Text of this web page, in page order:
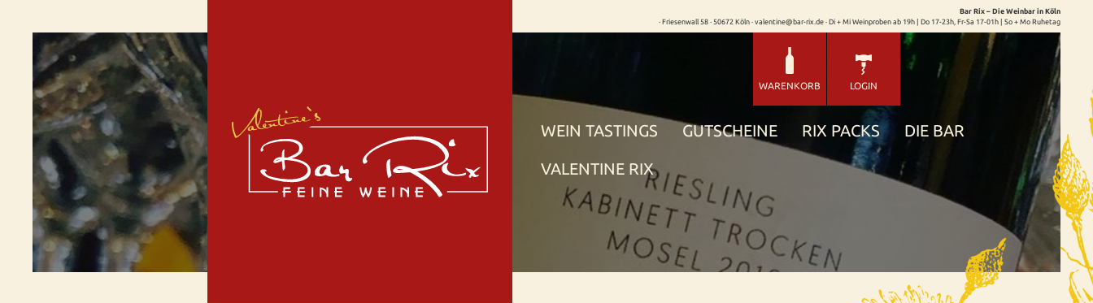
Bar Rix – Die Weinbar in Köln
· Friesenwall 58 · 50672 Köln · valentine@bar-rix.de · Di + Mi Weinproben ab 19h | Do 17-23h, Fr-Sa 17-01h | So + Mo Ruhetag
WARENKORB LOGIN
WEIN TASTINGS GUTSCHEINE RIX PACKS DIE BAR
VALENTINE RIX